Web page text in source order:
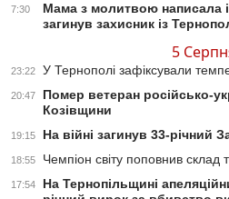
7:30
Мама з молитвою написала
загинув захисник із
5
23:22 У Тернополі зафіксували
20:47
Помер ветеран російсько-
Козівщини
19:15 На війні загинув 33-річний
18:55 Чемпіон світу поповнив склад
17:54
На Тернопільщині